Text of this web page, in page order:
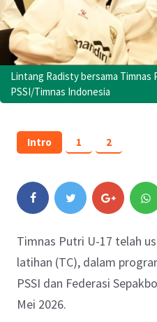
Lintang Radisty bersama Timnas
PSSI/Timnas Indonesia
Intro 1 2
Timnas Putri U-17 telah
latihan (TC), dalam
PSSI dan Federasi
Mei 2026.